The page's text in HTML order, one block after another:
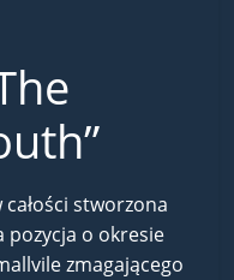
stworzona
pozycja o okresie
zmagającego